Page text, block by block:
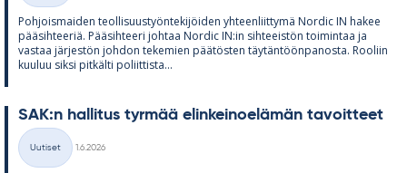
Poh­jois­mai­den teol­li­suus­työn­te­ki­jöi­den yh­teen­liit­tymä Nor­dic IN ha­kee
pää­sih­tee­riä. Pää­sih­teeri joh­taa Nor­dic IN:in sih­tee­is­tön toi­min­taa ja
vas­taa jär­jes­tön joh­don te­ke­mien pää­tös­ten täy­tän­töön­pa­nosta. Roo­liin
kuu­luu siksi pit­kälti po­liit­tista...
SAK:n hal­li­tus tyr­mää elin­kei­noe­lä­män ta­voit­teet
Kategoriat
Uutiset
1.6.2026